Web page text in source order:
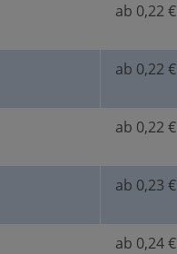
ab 0,22 €
ab 0,22 €
ab 0,22 €
ab 0,23 €
ab 0,24 €